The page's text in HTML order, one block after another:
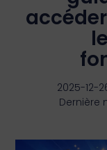
2025-12-
Dernière